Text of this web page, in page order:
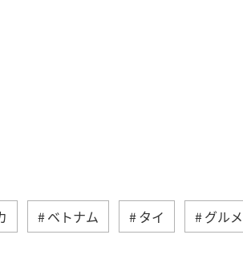
ベトナム タイ グルメ